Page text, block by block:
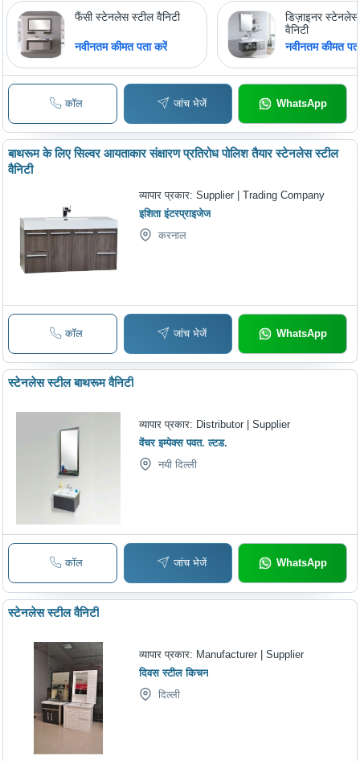
फैंसी स्टेनलेस स्टील वैनिटी
नवीनतम कीमत पता करें
डिज़ाइनर
वैनिटी
नवीनतम कीमत
कॉल जांच भेजें WhatsApp
बाथरूम के लिए सिल्वर आयताकार संक्षारण प्रतिरोध पोलिश तैयार स्टेनलेस स्टील
वैनिटी
व्यापार प्रकार:Supplier | Trading Company
इशिता इंटरप्राइजेज
करनाल
कॉल जांच भेजें WhatsApp
स्टेनलेस स्टील बाथरूम वैनिटी
व्यापार प्रकार: Distributor | Supplier
वेंचर इम्पेक्स पवत. ल्टड.
नयी दिल्ली
कॉल जांच भेजें WhatsApp
स्टेनलेस स्टील वैनिटी
व्यापार प्रकार: Manufacturer | Supplier
दिवस स्टील किचन
दिल्ली